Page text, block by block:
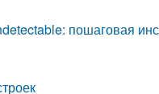
пошаговая